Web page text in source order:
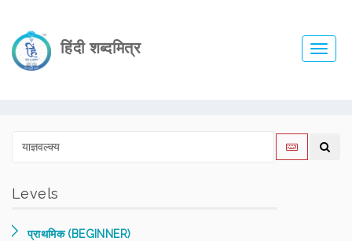
हिंदी शब्दमित्र
Levels
प्राथमिक (BEGINNER)